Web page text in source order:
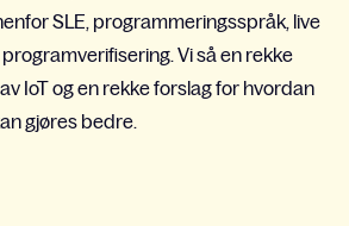
SLE, programmeringsspråk, live
Vi så en rekke
IoT og en rekke forslag for hvordan
gjøres bedre.